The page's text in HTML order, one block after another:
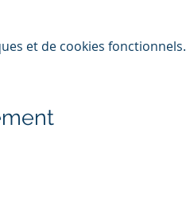
et de cookies fonctionnels.